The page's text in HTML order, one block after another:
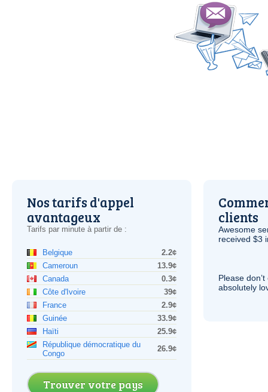
Nos tarifs d'appel
avantageux
Tarifs par minute à partir de :
Belgique
2.2¢
Cameroun
13.9¢
Canada
0.3¢
Côte d'Ivoire
39¢
France
2.9¢
Guinée
33.9¢
Haïti
25.9¢
République démocratique du
Congo
26.9¢
Trouver votre pays
clients
Awesome
received $3
Please
absolutely